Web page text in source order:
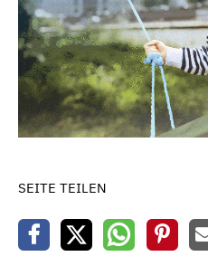
SEITE TEILEN